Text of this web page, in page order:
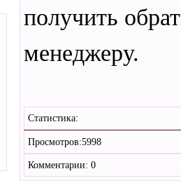
получить
менеджеру.
Статистика:
Просмотров:5998
Комментарии: 0